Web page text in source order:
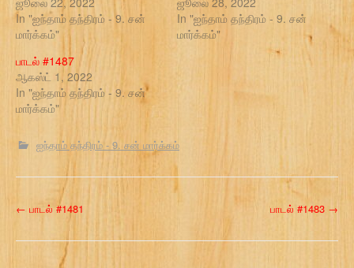
In "ஐந்தாம் தந்திரம் - 9. சன்
மார்க்கம்"
In "ஐந்தாம் தந்திரம் - 9. சன்
மார்க்கம்"
பாடல் #1487
ஆகஸ்ட் 1, 2022
In "ஐந்தாம் தந்திரம் - 9. சன்
மார்க்கம்"
ஐந்தாம் தந்திரம் - 9. சன் மார்க்கம்
P
o
← பாடல் #1481 பாடல் #1483 →